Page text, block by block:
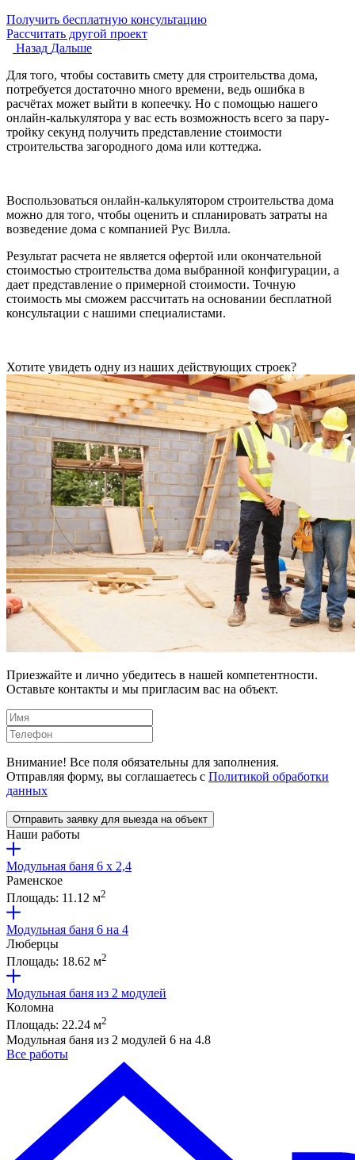
Получить бесплатную консультацию
Рассчитать другой проект
Назад Дальше
Для того, чтобы составить смету для строительства дома,
потребуется достаточно много времени, ведь ошибка в
расчётах может выйти в копеечку. Но с помощью нашего
онлайн-калькулятора у вас есть возможность всего за пару-
тройку секунд получить представление стоимости
строительства загородного дома или коттеджа.
Воспользоваться онлайн-калькулятором строительства дома
можно для того, чтобы оценить и спланировать затраты на
возведение дома с компанией Рус Вилла.
Результат расчета не является офертой или окончательной
стоимостью строительства дома выбранной конфигурации, а
дает представление о примерной стоимости. Точную
стоимость мы сможем рассчитать на основании бесплатной
консультации с нашими специалистами.
Хотите увидеть одну из наших действующих строек?
Приезжайте и лично убедитесь в нашей компетентности.
Оставьте контакты и мы пригласим вас на объект.
Внимание! Все поля обязательны для заполнения.
Отправляя форму, вы соглашаетесь с Политикой обработки
данных
Отправить заявку для выезда на объект
Наши работы
Модульная баня 6 x 2,4
Раменское
Площадь: 11.12 м2
Модульная баня 6 на 4
Люберцы
Площадь: 18.62 м2
Модульная баня из 2 модулей
Коломна
Площадь: 22.24 м2
Модульная баня из 2 модулей 6 на 4.8
Все работы